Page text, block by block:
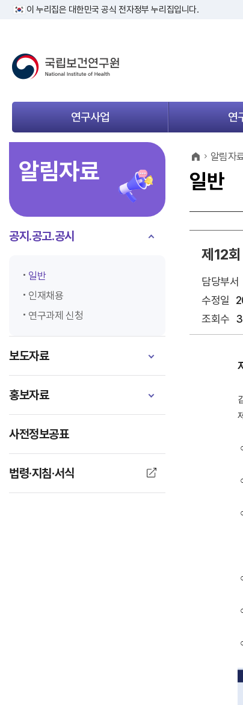
이 누리집은 대한민국 공식 전자정부 누리집입니다.
연구사업
메
뉴
기
연
알림자료
공지.공고.공시
일반
인재채용
연구과제 신청
보도자료
홍보자료
사전정보공표
법령·지침·서식
알림자
일반
제12
담당부서
수정일
조회수